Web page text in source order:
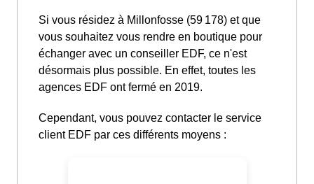
Si vous résidez à Millonfosse (59 178) et que
vous souhaitez vous rendre en boutique pour
échanger avec un conseiller EDF, ce n'est
désormais plus possible. En effet, toutes les
agences EDF ont fermé en 2019.
Cependant, vous pouvez contacter le service
client EDF par ces différents moyens :